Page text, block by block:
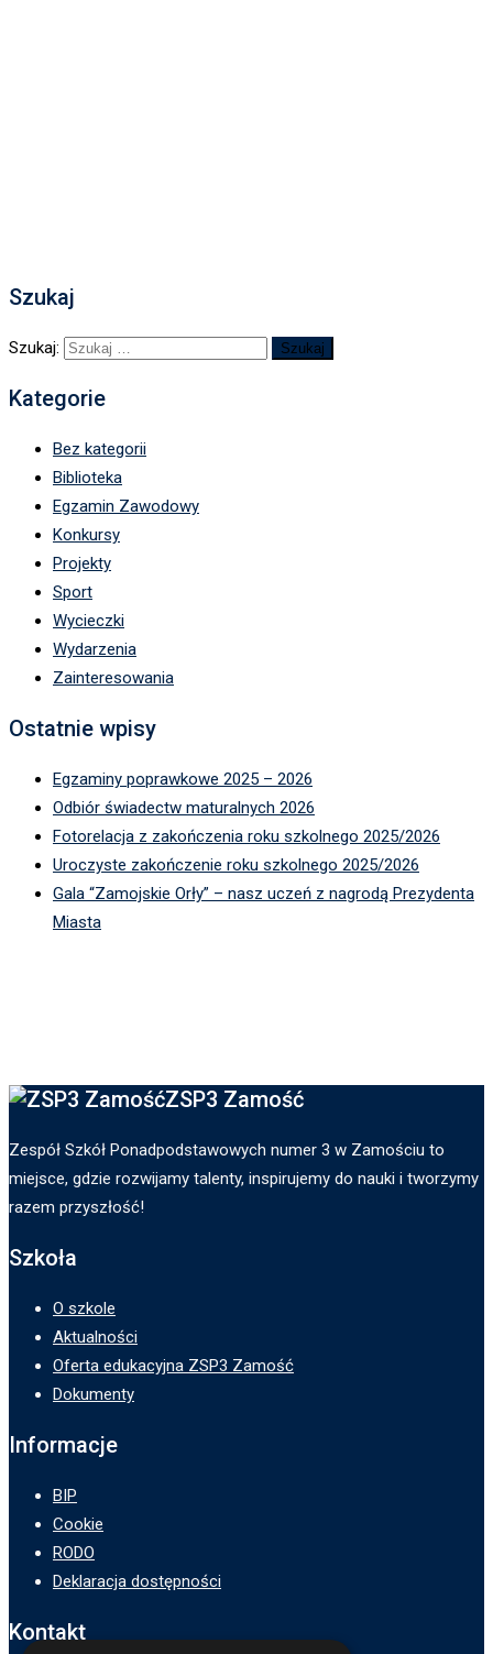
Szukaj
Szukaj:
Kategorie
Bez kategorii
Biblioteka
Egzamin Zawodowy
Konkursy
Projekty
Sport
Wycieczki
Wydarzenia
Zainteresowania
Ostatnie wpisy
Egzaminy poprawkowe 2025 – 2026
Odbiór świadectw maturalnych 2026
Fotorelacja z zakończenia roku szkolnego 2025/2026
Uroczyste zakończenie roku szkolnego 2025/2026
Gala “Zamojskie Orły” – nasz uczeń z nagrodą Prezydenta
Miasta
ZSP3 Zamość
Zespół Szkół Ponadpodstawowych numer 3 w Zamościu to
miejsce, gdzie rozwijamy talenty, inspirujemy do nauki i tworzymy
razem przyszłość!
Szkoła
O szkole
Aktualności
Oferta edukacyjna ZSP3 Zamość
Dokumenty
Informacje
BIP
Cookie
RODO
Deklaracja dostępności
Kontakt